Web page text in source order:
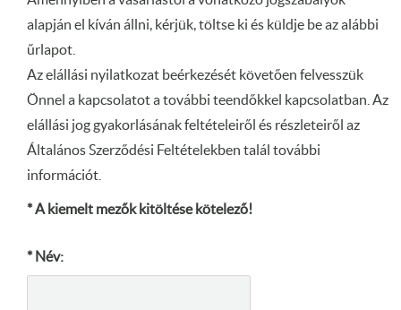
alapján el kíván állni, kérjük, töltse ki és küldje be az alábbi
űrlapot.
Az elállási nyilatkozat beérkezését követően felvesszük
Önnel a kapcsolatot a további teendőkkel kapcsolatban. Az
elállási jog gyakorlásának feltételeiről és részleteiről az
Általános Szerződési Feltételekben talál további
információt.
* A kiemelt mezők kitöltése kötelező!
* Név: